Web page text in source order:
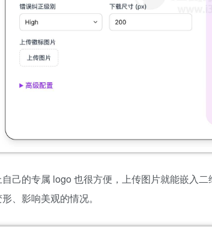
己的专属 logo 也很方便，上传图片就能嵌入
、影响美观的情况。